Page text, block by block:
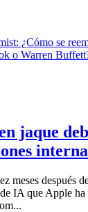
jaque
meses después
IA que Apple ha